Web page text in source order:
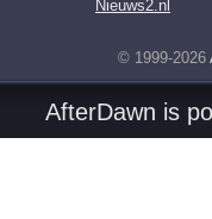
Nieuws2.nl
© 1999-2026
AfterDawn is